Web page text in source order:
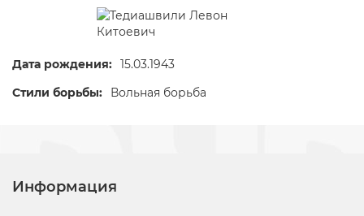
Дата рождения: 15.03.1943
Стили борьбы:
Вольная борьба
Информация